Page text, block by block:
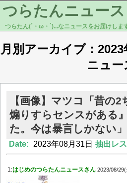
つらたんニュース
つらたん(´・ω・`)...なニュースをお届けしま
月別アーカイブ：
ニュー
【画像】マツコ「昔の
煽りすらセンスがある
た。今は暴言しかない」
Date: 2023年08月31日 抽出レ
1:はじめのつらたんニュースさん 2023/08/